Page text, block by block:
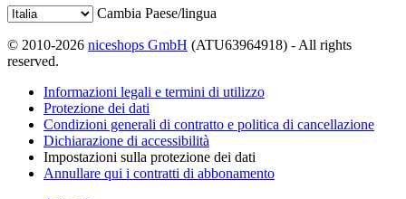
Cambia Paese/lingua
© 2010-2026 niceshops GmbH (ATU63964918) - All rights
reserved.
Informazioni legali e termini di utilizzo
Protezione dei dati
Condizioni generali di contratto e politica di cancellazione
Dichiarazione di accessibilità
Impostazioni sulla protezione dei dati
Annullare qui i contratti di abbonamento